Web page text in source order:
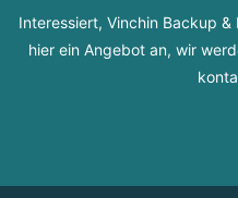
Interessiert, Vinchin Backup
hier ein Angebot an, wir